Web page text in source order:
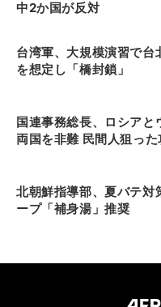
中2か国が反対
台湾軍、大規模演習で台
を想定し「橋封鎖」
国連事務総長、ロシアと
両国を非難 民間人狙った
北朝鮮指導部、夏バテ対
ープ「補身湯」推奨